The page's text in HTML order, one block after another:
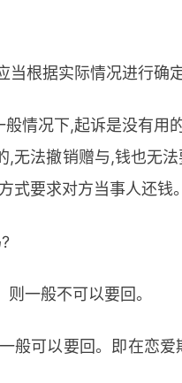
根据实际情况进行确定
情况下,起诉是没有用
,无法撤销赠与,钱也无
式要求对方当事人还钱。
一般不可以要回。
般可以要回。即在恋